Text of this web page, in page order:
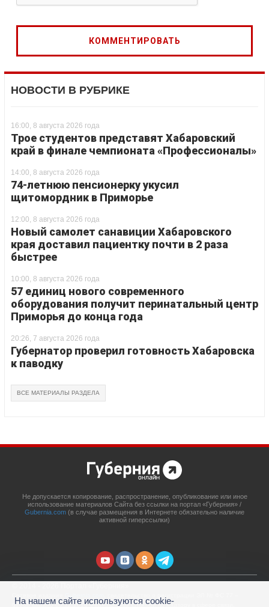
НОВОСТИ В РУБРИКЕ
16:00, 8 августа 2026 года
Трое студентов представят Хабаровский
край в финале чемпионата «Профессионалы»
14:00, 8 августа 2026 года
74-летнюю пенсионерку укусил
щитомордник в Приморье
12:00, 8 августа 2026 года
Новый самолет санавиции Хабаровского
края доставил пациентку почти в 2 раза
быстрее
10:00, 8 августа 2026 года
57 единиц нового современного
оборудования получит перинатальный центр
Приморья до конца года
20:26, 7 августа 2026 года
Губернатор проверил готовность Хабаровска
к паводку
ВСЕ МАТЕРИАЛЫ РАЗДЕЛА
Не допускается копирование, распространение, опубликование или иное
использование материалов Сайта без ссылки на портал «Губерния» /
Gubernia.com (в случае размещения в Интернете обязательно наличие
активной гиперссылки)
67908 выдано 06.12.2016 Федеральной службой по надзору в сфере связи,
На нашем сайте используются cookie-